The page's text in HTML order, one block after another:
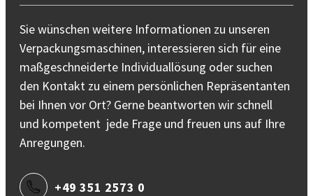
Sie wünschen weitere Informationen zu unseren
Verpackungsmaschinen, interessieren sich für eine
maßgeschneiderte Individuallösung oder suchen
den Kontakt zu einem persönlichen Repräsentanten
bei Ihnen vor Ort? Gerne beantworten wir schnell
und kompetent jede Frage und freuen uns auf Ihre
Anregungen.
+49 351 2573 0